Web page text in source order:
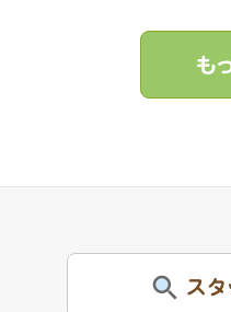
も
スタ